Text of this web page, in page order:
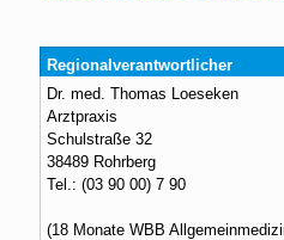
Regionalverantwortlicher
Dr. med. Thomas Loeseken
Arztpraxis
Schulstraße 32
38489 Rohrberg
Tel.: (03 90 00) 7 90
(18 Monate WBB